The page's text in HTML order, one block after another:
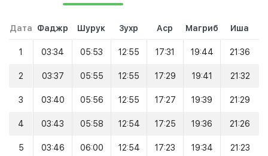
Дата Фаджр Шурук Зухр Аср Магриб Иша
1 03:34 05:53 12:55 17:31 19:44 21:36
2 03:37 05:55 12:55 17:29 19:41 21:32
3 03:40 05:56 12:55 17:27 19:39 21:29
4 03:43 05:58 12:54 17:25 19:36 21:26
5 03:46 06:00 12:54 17:23 19:34 21:23